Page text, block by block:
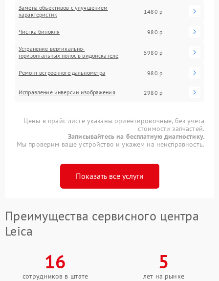
Замена объективов с улучшением
характеристик
1480 р
Чистка бинокля 980 р
Устранение вертикально-
горизонтальных полос в видоискателе
5980 р
Ремонт встроенного дальнометра 980 р
Исправление инверсии изображения 2980 р
Цены в прайс-листе указаны ориентировочные, без учета
стоимости запчастей.
Записывайтесь на бесплатную диагностику.
Мы проверим ваше устройство и укажем на неисправность.
Показать все услуги
Преимущества сервисного центра
Leica
16
сотрудников в штате
5
лет на рынке